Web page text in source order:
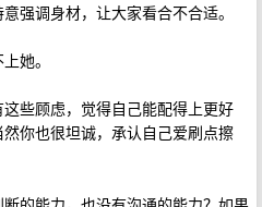
强调身材，让大家看合不合适。
她。
些顾虑，觉得自己能配得上更好
你也很坦诚，承认自己爱刷点擦